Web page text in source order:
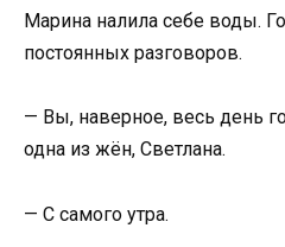
Марина налила себе воды.
постоянных разговоров.
— Вы, наверное, весь день
одна из жён, Светлана.
— С самого утра.